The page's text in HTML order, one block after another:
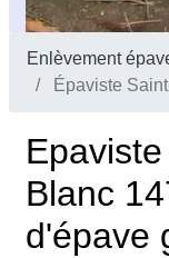
Enlèvement
Épaviste
Blanc
d'épave